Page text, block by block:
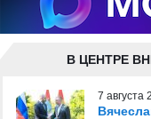
В ЦЕНТРЕ
7 августа